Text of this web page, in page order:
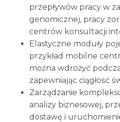
przepływów pracy w
genomicznej, pracy
centrów konsultacji
Elastyczne moduły
przykład mobilne
można wdrożyć
zapewniając ciągłość
Zarządzanie
analizy biznesowej,
dostawę i